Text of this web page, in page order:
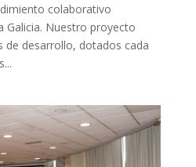
colaborativo
Galicia. Nuestro proyecto
de desarrollo, dotados cada